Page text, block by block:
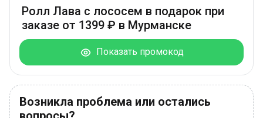
Ролл Лава с лососем в подарок при
заказе от 1399 ₽ в Мурманске
Показать промокод
Возникла проблема или остались